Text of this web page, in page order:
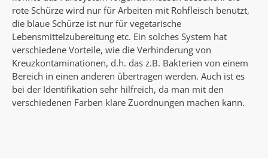
rote Schürze wird nur für Arbeiten mit Rohfleisch benutzt,
die blaue Schürze ist nur für vegetarische
Lebensmittelzubereitung etc. Ein solches System hat
verschiedene Vorteile, wie die Verhinderung von
Kreuzkontaminationen, d.h. das z.B. Bakterien von einem
Bereich in einen anderen übertragen werden. Auch ist es
bei der Identifikation sehr hilfreich, da man mit den
verschiedenen Farben klare Zuordnungen machen kann.